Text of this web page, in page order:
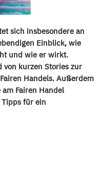
sich insbesondere an
Einblick, wie
und wie er wirkt.
kurzen Stories zur
Handels. Außerdem
Fairen Handel
für ein